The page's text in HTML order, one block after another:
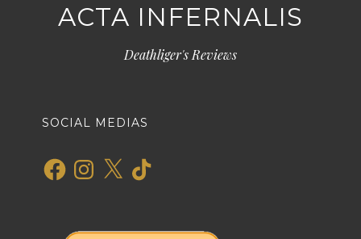
ACTA INFERNALIS
Deathliger's Reviews
SOCIAL MEDIAS
FacebookInstagram
X TikTok